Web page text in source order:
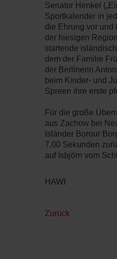
Senator Henkel
Sportkalender in
die Ehrung vor und
der hiesigen
startende
dem der Familie
der Berlinerin
beim Kinder- und
Spreen ihre erste
Für die große
aus Zachow bei
Isländer Borour
7,00 Sekunden
auf Isbjörn vom
HAWI
Zurück